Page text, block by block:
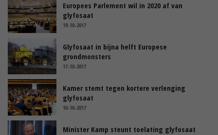
Europees Parlement wil in 2020 af van
glyfosaat
19-10-2017
Glyfosaat in bijna helft Europese
grondmonsters
17-10-2017
Kamer stemt tegen kortere verlenging
glyfosaat
10-10-2017
Minister Kamp steunt toelating glyfosaat